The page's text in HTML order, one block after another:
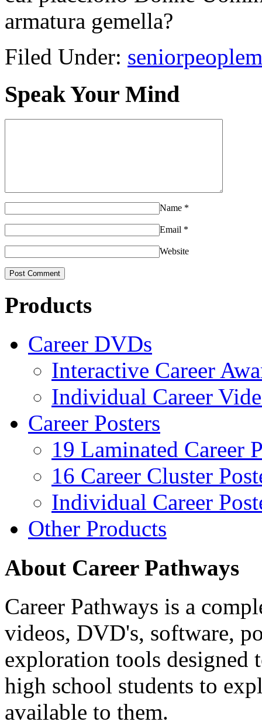
armatura gemella?
Filed Under:
Speak Your Mind
Name *
Email *
Website
Products
Career DVDs
Interactive Career
Individual Career
Career Posters
19 Laminated Career
16 Career Cluster
Individual Career
Other Products
About Career Pathways
Career Pathways is a
videos, DVD's, software,
exploration tools designed
high school students to
available to them.